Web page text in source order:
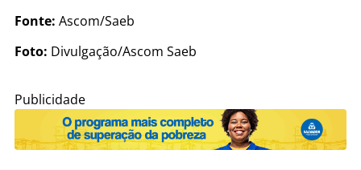
Fonte: Ascom/Saeb
Foto: Divulgação/Ascom Saeb
Publicidade